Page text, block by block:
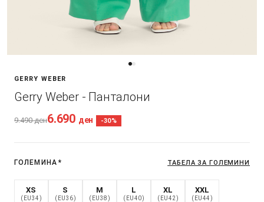
GERRY WEBER
Gerry Weber - Панталони
9.490ден6.690 ден -30%
ГОЛЕМИНА * ТАБЕЛА ЗА ГОЛЕМИНИ
XS
(EU34)
S
(EU36)
M
(EU38)
L
(EU40)
XL
(EU42)
XXL
(EU44)